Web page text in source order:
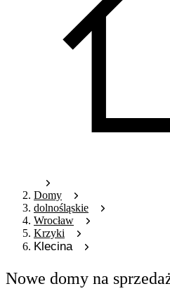
Domy
dolnośląskie
Wrocław
Krzyki
Klecina
Nowe domy na